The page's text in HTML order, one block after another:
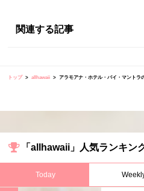
関連する記事
トップ allhawaii アラモアナ・ホテル・バイ・マントラ
「allhawaii」人気ランキン
Today